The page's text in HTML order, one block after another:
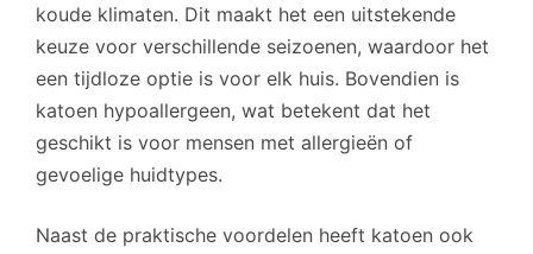
koude klimaten. Dit maakt het een uitstekende
keuze voor verschillende seizoenen, waardoor het
een tijdloze optie is voor elk huis. Bovendien is
katoen hypoallergeen, wat betekent dat het
geschikt is voor mensen met allergieën of
gevoelige huidtypes.
Naast de praktische voordelen heeft katoen ook